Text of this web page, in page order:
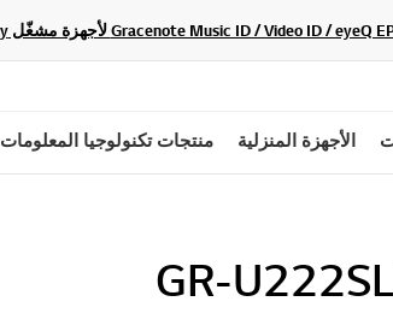
الأجهزة المنزلية منتجات تكنولوجيا المعلومات
GR-